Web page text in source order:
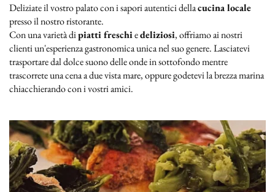
Deliziate il vostro palato con i sapori autentici dellacucina locale
presso il nostro ristorante.
Con una varietà dipiatti freschiedeliziosi, offriamo ai nostri
clienti un'esperienza gastronomica unica nel suo genere. Lasciatevi
trasportare dal dolce suono delle onde in sottofondo mentre
trascorrete una cena a due vista mare, oppure godetevi la brezza marina
chiacchierando con i vostri amici.